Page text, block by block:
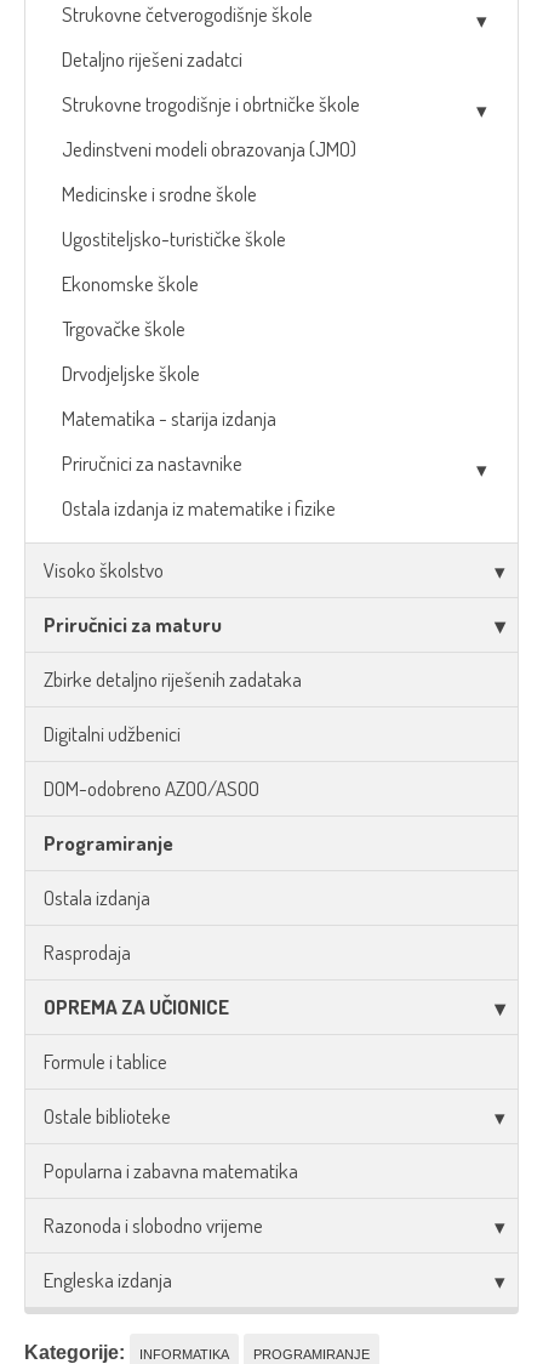
Strukovne četverogodišnje škole
Detaljno riješeni zadatci
Strukovne trogodišnje i obrtničke škole
Jedinstveni modeli obrazovanja (JMO)
Medicinske i srodne škole
Ugostiteljsko-turističke škole
Ekonomske škole
Trgovačke škole
Drvodjeljske škole
Matematika - starija izdanja
Priručnici za nastavnike
Ostala izdanja iz matematike i fizike
Visoko školstvo
Priručnici za maturu
Zbirke detaljno riješenih zadataka
Digitalni udžbenici
DOM-odobreno AZOO/ASOO
Programiranje
Ostala izdanja
Rasprodaja
OPREMA ZA UČIONICE
Formule i tablice
Ostale biblioteke
Popularna i zabavna matematika
Razonoda i slobodno vrijeme
Engleska izdanja
Kategorije: INFORMATIKA PROGRAMIRANJE